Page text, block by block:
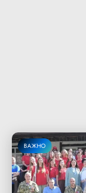
ВАЖНО